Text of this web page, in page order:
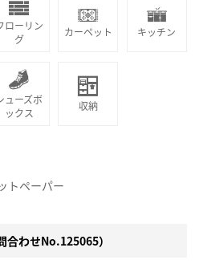
ローリン
グ
カーペット キッチン
ューズボ
ックス
収納
トペーパー
合わせNo.125065）